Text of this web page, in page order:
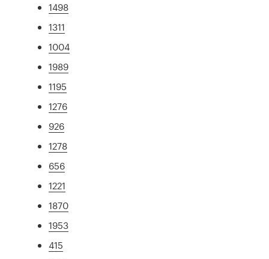
1498
1311
1004
1989
1195
1276
926
1278
656
1221
1870
1953
415